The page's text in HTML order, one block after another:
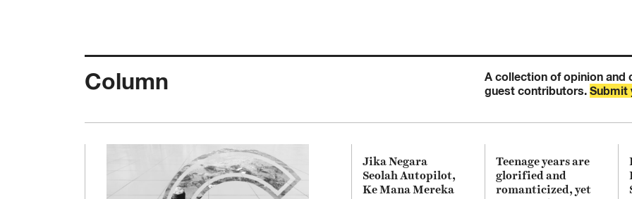
Column
A collection of opinion and
guest contributors. Submit
Jika Negara
Seolah Autopilot,
Ke Mana Mereka
Teenage years are
glorified and
romanticized, yet